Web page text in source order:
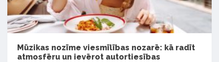
Mūzikas nozīme viesmīlības nozarē: kā radīt
atmosfēru un ievērot autortiesības